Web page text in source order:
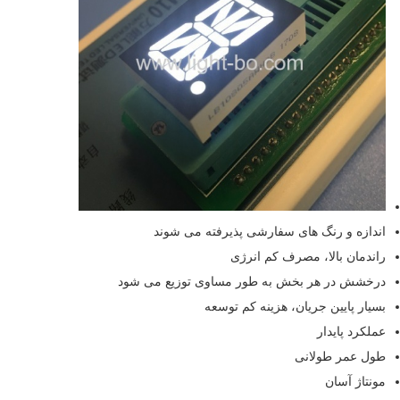
اندازه و رنگ های سفارشی پذیرفته می شوند
راندمان بالا، مصرف کم انرژی
درخشش در هر بخش به طور مساوی توزیع می شود
بسیار پایین جریان، هزینه کم توسعه
عملکرد پایدار
طول عمر طولانی
مونتاژ آسان